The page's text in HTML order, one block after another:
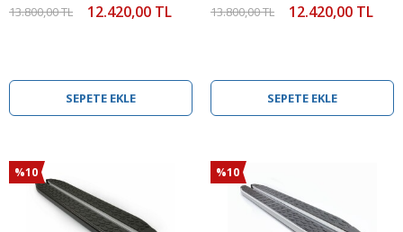
13.800,00 TL 12.420,00 TL
SEPETE EKLE
13.800,00 TL 12.420,00 TL
SEPETE EKLE
%10 %10